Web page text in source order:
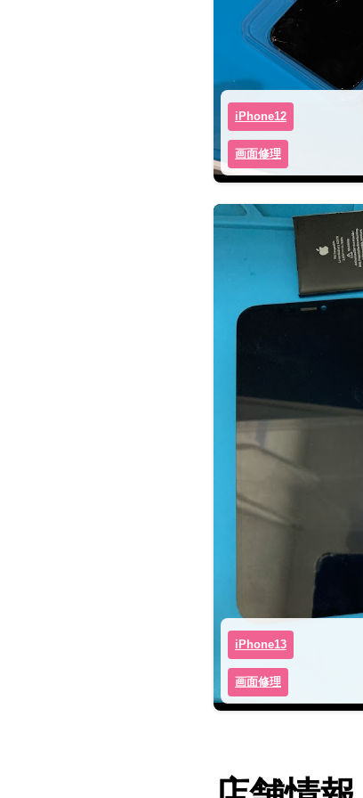
iPhone12
画面修理
iPhone13
画面修理